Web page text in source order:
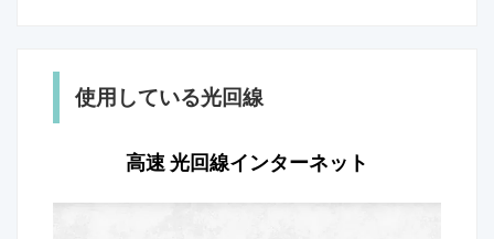
使用している光回線
高速 光回線インターネット